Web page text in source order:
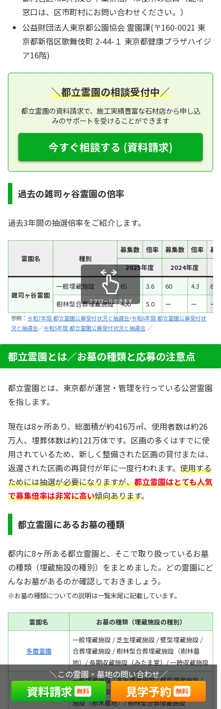
窓口は、区市町村にお問い合わせください。）
公益財団法人東京都公園協会 霊園課(〒160-0021 東
京都新宿区歌舞伎町 2-44-１ 東京都健康プラザハイジ
ア16階)
＼都立霊園の相談受付中／
都立霊園の資料請求で、施工実績豊富な石材店から申し込
みのサポートを受けることができます
今すぐ相談する (資料請求)
過去の雑司ヶ谷霊園の倍率
過去3年間の抽選倍率をご紹介します。
霊園名 種別
募集数 倍率 募集数 倍率
募
2025年度
2024年度
雑司ヶ谷霊園
一般埋蔵施設 65 3.6 60 4.3
60
樹林型合葬埋蔵施設
400 5.0 ー ー ー
スクロールできます
参照： 令和7年度 都立霊園公募受付状況と抽選会/令和6年度 都立霊園公募受付状
況と抽選会／令和5年度 都立霊園公募受付状況と抽選会 ／
都立霊園とは／お墓の種類と応募の注意点
都立霊園とは、東京都が運営・管理を行っている公営霊園
を指します。
現在は8ヶ所あり、総面積が約416万㎡、使用者数は約26
万人、埋葬体数は約121万体です。区画の多くはすでに使
用されているため、新しく整備された区画の貸付または、
返還された区画の再貸付が年に一度行われます。 使用する
ためには抽選が必要になりますが、都立霊園はとても人気
で募集倍率は非常に高い傾向あります。
都立霊園にあるお墓の種類
都内に8ヶ所ある都立霊園と、そこで取り扱っているお墓
の種類（埋蔵施設の種別）をまとめました。どの霊園にど
んなお墓があるのか確認しておきましょう。
※お墓の種類についての説明は一覧末尾に記載しています。
霊園名 お墓の種類（埋蔵施設の種別）
多磨霊園
一般埋蔵施設 / 芝生埋蔵施設 / 壁型埋蔵施設 /
合葬埋蔵施設 / 樹林型合葬埋蔵施設（樹林墓
地）/ 長期収蔵施設（みたま堂）/ 一時収蔵施設
小平霊園
一般埋蔵施設 / 芝生埋蔵施設 / 壁型埋蔵施設 /
合葬埋蔵施設（合葬式墓地）/ 樹木型合葬埋蔵
施設（樹木墓地）/ 樹林型合葬埋蔵施設
＼この霊園・墓地の問い合わせ／
資料請求 無料 見学予約 無料